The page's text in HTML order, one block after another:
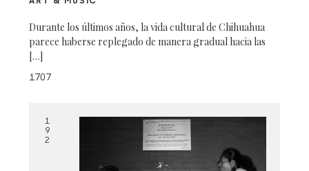
Durante los últimos años, la vida cultural de Chihuahua
parece haberse replegado de manera gradual hacia las
[…]
1707
1
9
2